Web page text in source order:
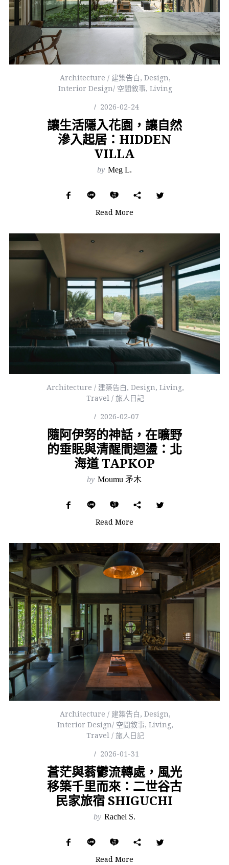
Architecture / 建築告白, Design,
Interior Design/ 空間敘事, Living
2026-02-24
讓生活隱入花園，讓自然
滲入起居：HIDDEN
VILLA
by Meg L.
Read More
Architecture / 建築告白, Design, Living,
Travel / 旅人日記
2026-02-07
隨阿伊努的神話，在曠野
的垂眠與清醒間迴盪：北
海道 TAPKOP
by Moumu 矛木
Read More
Architecture / 建築告白, Design,
Interior Design/ 空間敘事, Living,
Travel / 旅人日記
2026-01-31
蒼茫與蓊鬱流轉處，風光
移築千里而來：二世谷古
民家旅宿 SHIGUCHI
by Rachel S.
Read More